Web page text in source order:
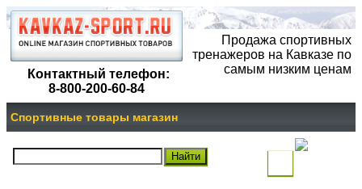
Контактный телефон:
8-800-200-60-84
Продажа спортивных
тренажеров на Кавказе по
самым низким ценам
Спортивные товары магазин